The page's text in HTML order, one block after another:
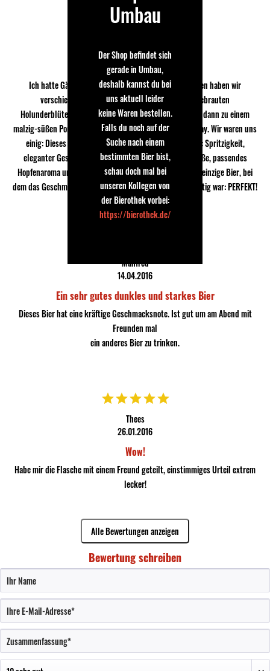
Perfekt!
Ich hatte Gäste zu einem Brauseminar. Währenddessen haben wir
verschiedene Biere verkostet. Von einem selbst gebrauten
Holunderblütenpils, über stark gehopfte Lager und IPA, dann zu einem
malzig-süßen Porter und zum krönenden Abschluss Chimay. Wir waren uns
einig: Dieses Bier ist die Vereinigung aller Präferenzen: Spritzigkeit,
eleganter Geschmackskörper, herrlich-malzige Restsüße, passendes
Hopfenaroma und wohlige Alkoholwärme im Rachen. Das einzige Bier, bei
dem das Geschmacksurteil aller Gäste und von mir eindeutig war: PERFEKT!
Manfred
14.04.2016
Ein sehr gutes dunkles und starkes Bier
Dieses Bier hat eine kräftige Geschmacksnote. Ist gut um am Abend mit
Freunden mal
ein anderes Bier zu trinken.
Thees
26.01.2016
Wow!
Habe mir die Flasche mit einem Freund geteilt, einstimmiges Urteil extrem
lecker!
Alle Bewertungen anzeigen
Bewertung schreiben
Umbau
Der Shop befindet sich
gerade in Umbau,
deshalb kannst du bei
uns aktuell leider
keine Waren bestellen.
Falls du noch auf der
Suche nach einem
bestimmten Bier bist,
schau doch mal bei
unseren Kollegen von
der Bierothek vorbei:
https://bierothek.de/